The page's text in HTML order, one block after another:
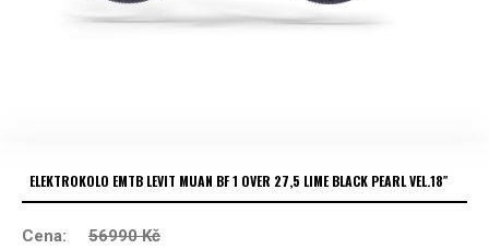
ELEKTROKOLO EMTB LEVIT MUAN BF 1 OVER 27,5 LIME BLACK PEARL VEL.18″
Cena: 56990Kč